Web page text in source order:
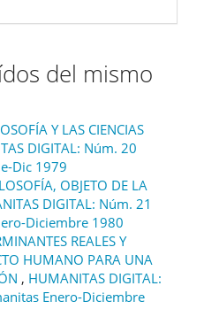
del mismo
Y LAS CIENCIAS
DIGITAL: Núm. 20
Dic 1979
OBJETO DE LA
DIGITAL: Núm. 21
Diciembre 1980
REALES Y
HUMANO PARA UNA
, HUMANITAS DIGITAL:
Enero-Diciembre